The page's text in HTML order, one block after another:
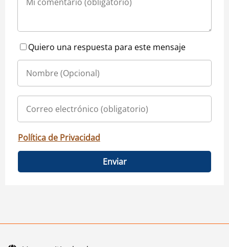
Quiero una respuesta para este mensaje
Política de Privacidad
Enviar